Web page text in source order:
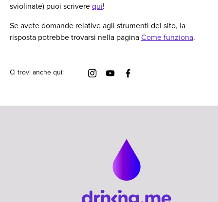
sviolinate) puoi scriverequi!
Se avete domande relative agli strumenti del sito, la
risposta potrebbe trovarsi nella paginaCome funziona.
Ci trovi anche qui: